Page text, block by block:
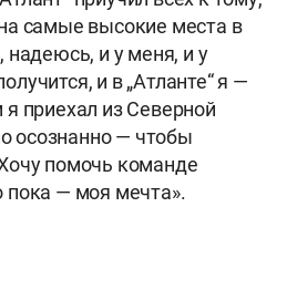
самые высокие места в
надеюсь, и у меня, и у
и в „Атланте“ я —
приехал из Северной
осознанно — чтобы
помочь команде
пока — моя мечта».